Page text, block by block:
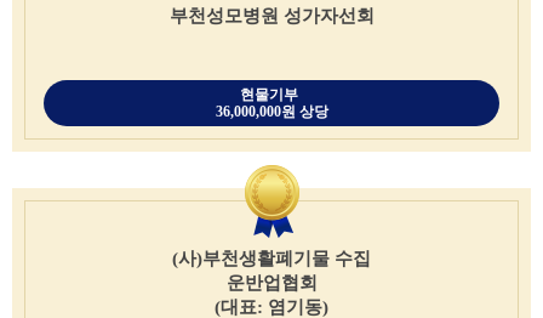
부천성모병원 성가자선회
현물기부
36,000,000원 상당
(사)부천생활폐기물 수집
운반업협회
(대표: 염기동)